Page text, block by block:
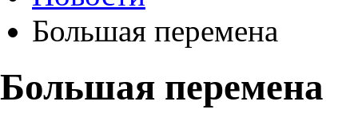
Большая перемена
Большая перемена